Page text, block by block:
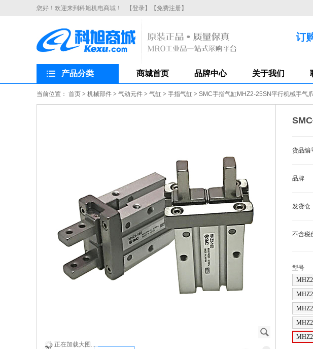
您好！欢迎来到科旭机电商城！ 【登录】 【免费注册】
订购热
产品分类 商城首页 品牌中心 关于我们
当前位置： 首页 > 机械部件 > 气动元件 > 气缸 > 手指气缸 > SMC手指气缸MHZ2-25SN平行机械手气
J
正在加载大图...
货品编
品牌
发货仓
不含税
型号